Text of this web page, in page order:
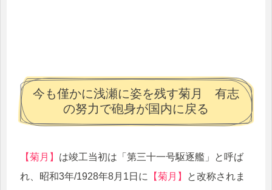
今も僅かに浅瀬に姿を残す菊月 有志
の努力で砲身が国内に戻る
【菊月】 は竣工当初は「第三十一号駆逐艦」と呼ば
れ、昭和3年/1928年8月1日に
【菊月】
と改称されま